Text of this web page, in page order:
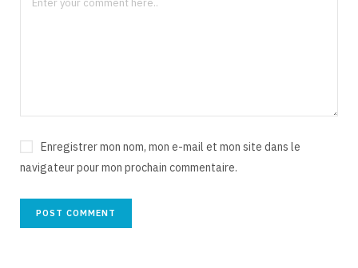
Enregistrer mon nom, mon e-mail et mon site dans le
navigateur pour mon prochain commentaire.